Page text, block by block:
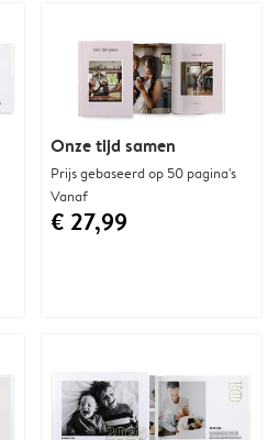
Onze tijd samen
Prijs gebaseerd op 50 pagina's
Vanaf
€ 27,99